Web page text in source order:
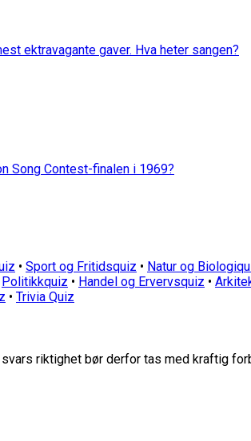
ektravagante gaver. Hva heter sangen?
Song Contest-finalen i 1969?
• Sport og Fritidsquiz • Natur og
Politikkquiz • Handel og Ervervsquiz •
• Trivia Quiz
riktighet bør derfor tas med kraftig